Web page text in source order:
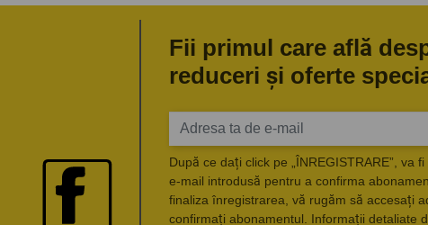
Fii primul care află
reduceri și oferte
După ce dați click pe „ÎNREGISTRARE”, va
e-mail introdusă pentru a confirma
finaliza înregistrarea, vă rugăm să accesați
confirmați abonamentul. Informații detaliate